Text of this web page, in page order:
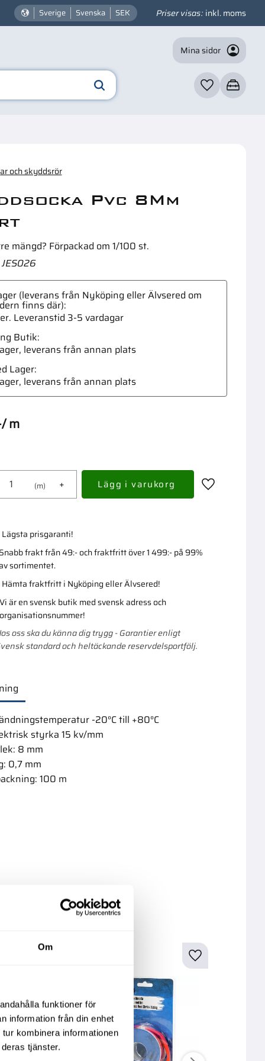
Om
funktioner för
information från din enhet
kombinera informationen
tjänster.
Sverige Svenska SEK Priser visas inkl. moms
Mina sidor
Favoriter
Kundvagn
intressera dig?
och skyddsrör
Pvc 8Mm
mängd? Förpackad om 1/100 st.
JES026
/m
m + Lägg till i
Lägsta prisgaranti!
Snabb frakt från 49:- och fraktfritt över 1 499:- på 99%
sortimentet.
Hämta fraktfritt i Nyköping eller Älvsered!
Vi är en svensk butik med svensk adress och
organisationsnummer!
oss ska du känna dig trygg - Garantier enligt
standard och heltäckande reservdelsportfölj.
(leverans från Nyköping eller Älvsered om
finns där)
Leveranstid 3-5 vardagar
Butik
leverans från annan plats
Lager
leverans från annan plats
-20°C till +80°C
styrka 15 kv/mm
8 mm
0,7 mm
100 m